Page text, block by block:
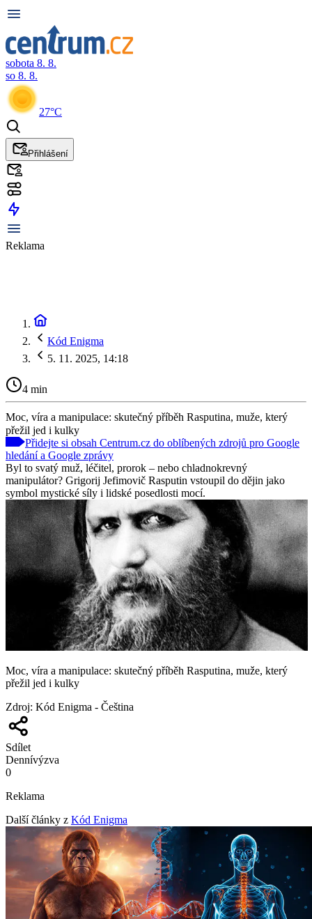
sobota 8. 8.
so 8. 8.
27°C
Přihlášení
Reklama
Kód Enigma
5. 11. 2025, 14:18
4 min
Moc, víra a manipulace: skutečný příběh Rasputina, muže, který
přežil jed i kulky
Přidejte si obsah Centrum.cz do oblíbených zdrojů pro Google
hledání a Google zprávy
Byl to svatý muž, léčitel, prorok – nebo chladnokrevný
manipulátor? Grigorij Jefimovič Rasputin vstoupil do dějin jako
symbol mystické síly i lidské posedlosti mocí.
Moc, víra a manipulace: skutečný příběh Rasputina, muže, který
přežil jed i kulky
Zdroj: Kód Enigma - Čeština
Sdílet
Dennívýzva
0
Reklama
Další články z Kód Enigma